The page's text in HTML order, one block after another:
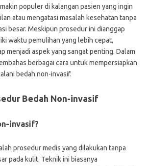
populer di kalangan pasien yang ingin
atau mengatasi masalah kesehatan tanpa
besar. Meskipun prosedur ini dianggap
waktu pemulihan yang lebih cepat,
menjadi aspek yang sangat penting. Dalam
berbagai cara untuk mempersiapkan
bedah non-invasif.
Bedah Non-invasif
invasif?
prosedur medis yang dilakukan tanpa
pada kulit. Teknik ini biasanya